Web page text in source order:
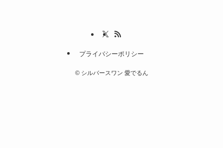
プライバシーポリシー
©シルバースワン 愛でるん